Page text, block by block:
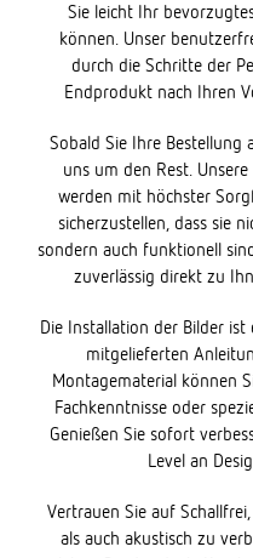
Sie leicht Ihr
können. Unser
durch die Schritte der
Endprodukt nach Ihren
Sobald Sie Ihre Bestellung
uns um den Rest.
werden mit höchster
sicherzustellen, dass sie
sondern auch funktionell
zuverlässig direkt zu
Die Installation der Bilder
mitgelieferten
Montagematerial können
Fachkenntnisse oder
Genießen Sie sofort
Level an
Vertrauen Sie auf
als auch akustisch zu